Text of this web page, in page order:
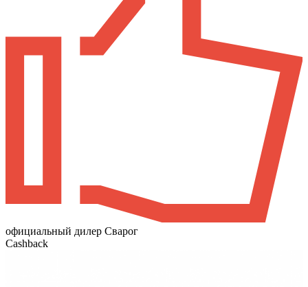
официальный дилер Сварог
Cashback